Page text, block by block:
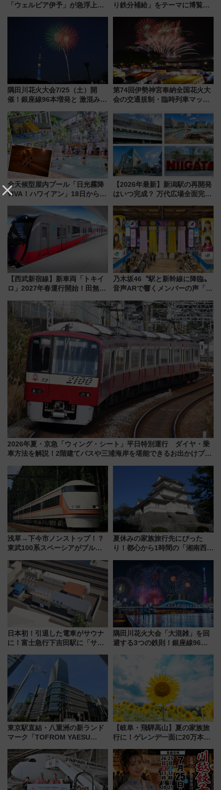
「ウェルピア伊予」が急浮上！
で探る鉄道アクセスの未来
り鉄分補給」をテーマに博覧会
14日から 新車両「トキイロ」体
験ブースも アクセスや申込方法
隅田川花火大会7/25（土）開
催！銀座線96本増発と 激混みの
アクセス攻略法、2万発の花火が
都心の夜に！
第74回伊勢神宮奉納全国花火大
会の交通規制・臨時列車マッ
セス
全天候型屋内プール「日光霧降
VIVA！ハワイアン」18日から営
ァミリーから大人まで幅広い世
代が一日中楽しる夏のリゾート
を楽しんで
【2026年最新】新潟駅の再開発
はいつ完成？ 万代広場全面完成
開発、バスタ新潟構想まで徹底
解説！
【西武新宿線】新車両「トキイ
ロ」2027年春運行開始！田無・
「第2弾」も
乃木坂46〝駅と新幹線に降臨〟
音声ARで響くメンバーの声「真
2026年夏・京急「ウィング・シート」平日特別運行 ダイヤ・乗
車方法を解説！2階建てバスや三浦海岸を堪能できるお出かけプラ
浅草→下今市ノンストップ！？
東武100系スペーシアがブルー
ー当時の停車駅」を再現 運転
時刻や特急券の買い方を紹介
夏休みの家族旅行先にぴった
り！都心から1時間の「湘南西エ
島とは異なる魅力を持つ今夏の
注目スポット
日本初！引退した電車がサウナ
に！富士急行下吉田駅に「サ電
業 行き交う電車の音や振動を
感じながら「ととのう」新感覚
隅田川花火大会「大混雑」を回
避する3つの鉄則！銀座線96本
ツリー駅の規制まとめ 7/25開催
東京駅直結・八重洲の新ランド
マーク「TOFROM YAESU
ないバスターミナル直結でスキ
マ時間が充実
【岐阜・飛騨高山】夏の家族旅
行に！ゲレンデ一面に20万本の
アひまわり園」開園